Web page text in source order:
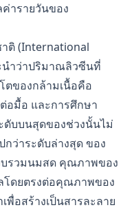
ารายวันของ
ติ (International
นำว่าปริมาณลิวซีนที่
ตของกล้ามเนื้อคือ
อมื้อ และการศึกษา
ดับบนสุดของช่วงนั้นไม่
กว่าระดับล่างสุด ของ
บรวมนมสด คุณภาพของ
โดยตรงต่อคุณภาพของ
พื่อสร้างเป็นสารละลาย